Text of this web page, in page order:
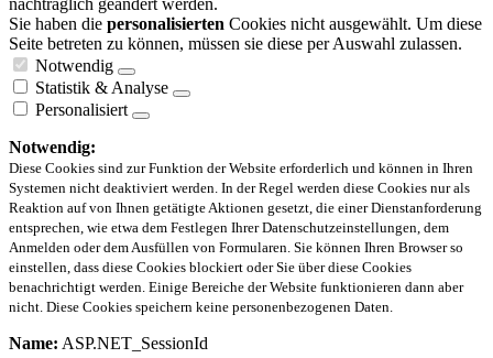
Sie haben die personalisierten Cookies nicht ausgewählt. Um diese
Seite betreten zu können, müssen sie diese per Auswahl zulassen.
Notwendig
Statistik & Analyse
Personalisiert
Notwendig:
Diese Cookies sind zur Funktion der Website erforderlich und können in Ihren
Systemen nicht deaktiviert werden. In der Regel werden diese Cookies nur als
Reaktion auf von Ihnen getätigte Aktionen gesetzt, die einer Dienstanforderung
entsprechen, wie etwa dem Festlegen Ihrer Datenschutzeinstellungen, dem
Anmelden oder dem Ausfüllen von Formularen. Sie können Ihren Browser so
einstellen, dass diese Cookies blockiert oder Sie über diese Cookies
benachrichtigt werden. Einige Bereiche der Website funktionieren dann aber
nicht. Diese Cookies speichern keine personenbezogenen Daten.
Name: ASP.NET_SessionId